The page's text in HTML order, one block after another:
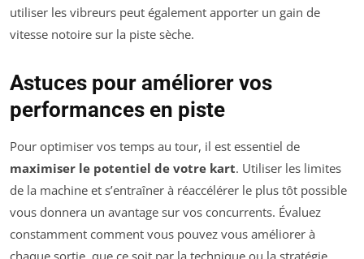
utiliser les vibreurs peut également apporter un gain de
vitesse notoire sur la piste sèche.
Astuces pour améliorer vos
performances en piste
Pour optimiser vos temps au tour, il est essentiel de
maximiser le potentiel de votre kart. Utiliser les limites
de la machine et s’entraîner à réaccélérer le plus tôt possible
vous donnera un avantage sur vos concurrents. Évaluez
constamment comment vous pouvez vous améliorer à
chaque sortie, que ce soit par la technique ou la stratégie.